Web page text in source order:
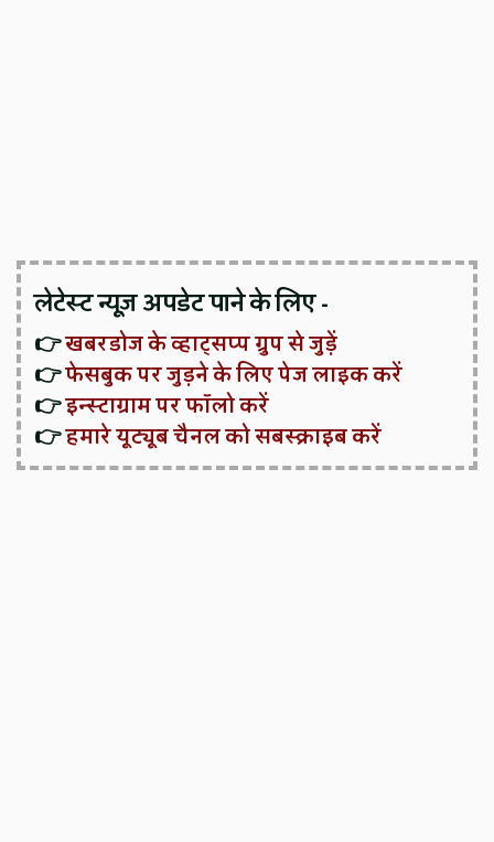
लेटेस्ट न्यूज़ अपडेट पाने के लिए -
👉खबरडोज के व्हाट्सप्प ग्रुप से जुड़ें
👉फेसबुक पर जुड़ने के लिए पेज लाइक करें
👉इन्स्टाग्राम पर फॉलो करें
👉हमारे यूट्यूब चैनल को सबस्क्राइब करें